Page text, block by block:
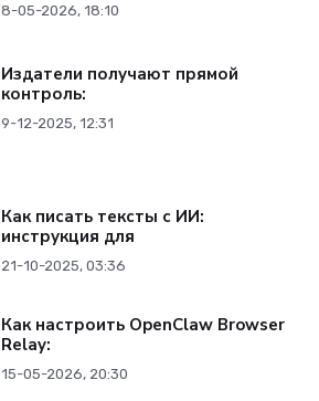
8-05-2026, 18:10
Издатели получают прямой
контроль:
9-12-2025, 12:31
Как писать тексты с ИИ:
инструкция для
21-10-2025, 03:36
Как настроить OpenClaw Browser
Relay:
15-05-2026, 20:30